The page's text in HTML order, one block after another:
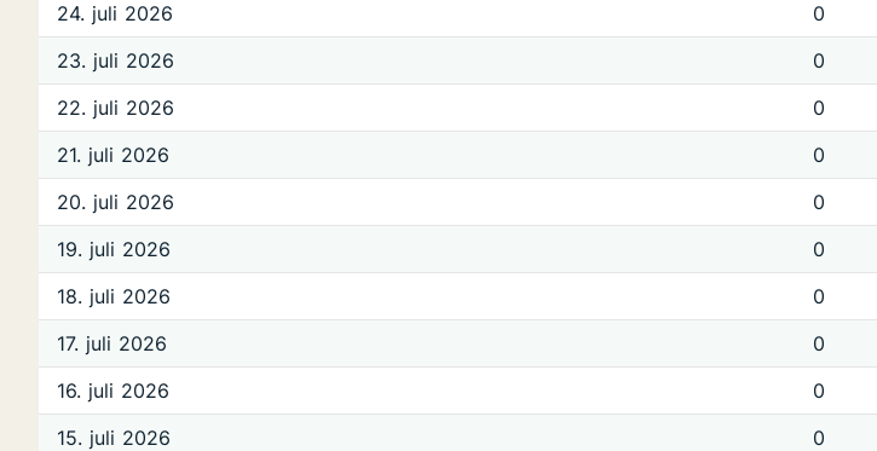
24. juli 2026
0
23. juli 2026
0
22. juli 2026
0
21. juli 2026
0
20. juli 2026
0
19. juli 2026
0
18. juli 2026
0
17. juli 2026
0
16. juli 2026
0
15. juli 2026
0